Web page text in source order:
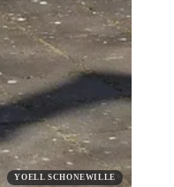
YOELL SCHONEWILLE